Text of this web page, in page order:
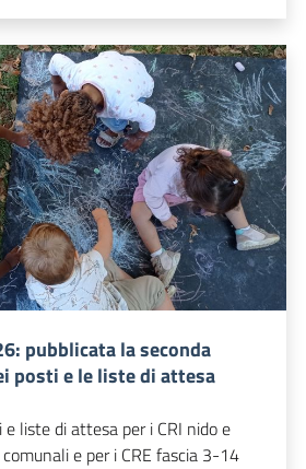
pubblicata la seconda
posti e le liste di attesa
liste di attesa per i CRI nido e
e per i CRE fascia 3-14